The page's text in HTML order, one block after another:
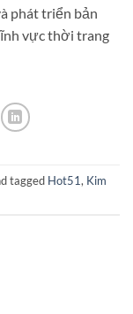
phát triển bản
vực thời trang
tagged Hot51, Kim